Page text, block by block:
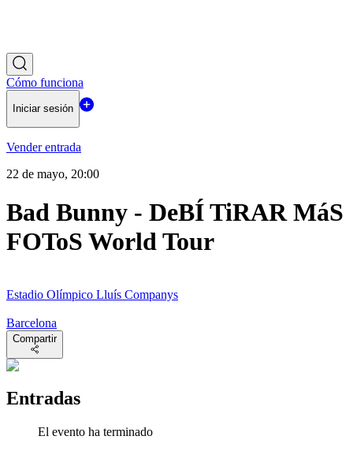
Cómo funciona
Iniciar sesión
Vender entrada
22 de mayo, 20:00
Bad Bunny - DeBÍ TiRAR MáS
FOToS World Tour
Estadio Olímpico Lluís Companys
Barcelona
Compartir
Entradas
El evento ha terminado